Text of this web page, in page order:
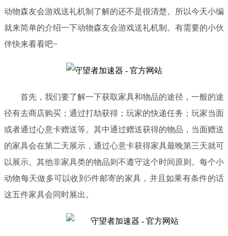
动物森友会游戏送礼机制 了解的还不是很清楚。所以今天小编
就来简单的介绍一下动物森友会游戏送礼机制 。 有需要的小伙
伴快来看看吧~
首先，我们要了解一下获取家具和物品的途径，一般的途
径有去商店购买；通过打劫获得；玩家的快递任务；玩家当面
或者通过心意卡赠送等。其中通过赠送获得的物品，当面赠送
的家具会在第二天展示，通过心意卡获得家具最晚第三天就可
以展示。其他非家具类的物品则不遵守这个时间原则。每个小
动物每天做多可以收到 5件邮寄的家具，并且如果有条件的话
这五件家具会同时展出。